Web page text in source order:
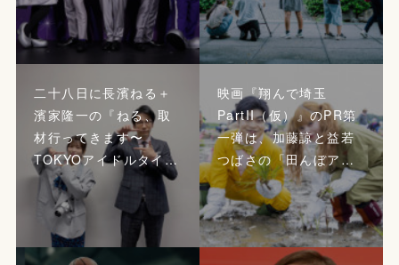
二十八日に長濱ねる＋
濱家隆一の『ねる、取
材行ってきます〜
TOKYOアイドルタイ…
映画『翔んで埼玉
PartII（仮）』のPR第
一弾は、加藤諒と益若
つばさの「田んぼア…